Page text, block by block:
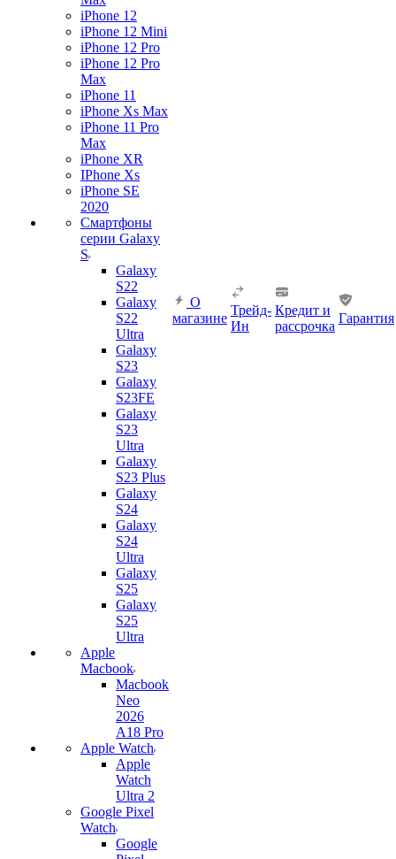
iPhone 12
iPhone 12 Mini
iPhone 12 Pro
iPhone 12 Pro
Max
iPhone 11
iPhone Xs Max
iPhone 11 Pro
Max
iPhone XR
IPhone Xs
iPhone SE
2020
Смартфоны
серии Galaxy
S
Galaxy
S22
Galaxy
S22
Ultra
Galaxy
S23
Galaxy
S23FE
Galaxy
S23
Ultra
Galaxy
S23 Plus
Galaxy
S24
Galaxy
S24
Ultra
Galaxy
S25
Galaxy
S25
Ultra
Apple
Macbook
Macbook
Neo
2026
A18 Pro
Apple Watch
Apple
Watch
Ultra 2
Google Pixel
Watch
Google
О
магазине
Трейд-
Ин
Кредит и
рассрочка
Гарантия